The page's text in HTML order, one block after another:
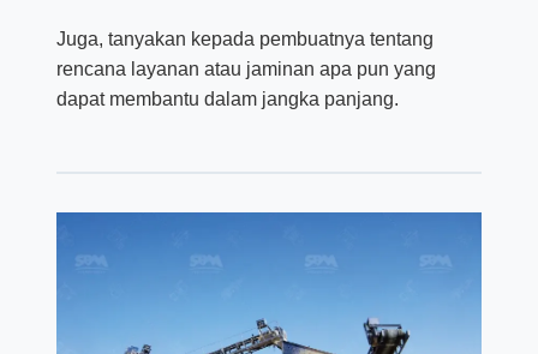
Juga, tanyakan kepada pembuatnya tentang
rencana layanan atau jaminan apa pun yang
dapat membantu dalam jangka panjang.